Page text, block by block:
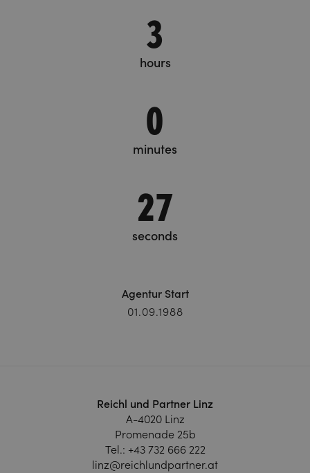
3
hours
0
minutes
27
seconds
Agentur Start
01.09.1988
Reichl und Partner Linz
A-4020 Linz
Promenade 25b
Tel.: +43 732 666 222
linz@reichlundpartner.at